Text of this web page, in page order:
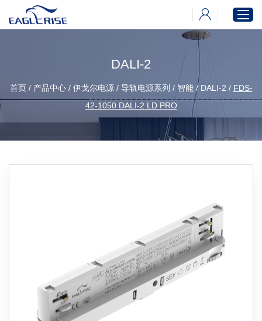
产品中心
新闻中心
DALI-2
首页 / 产品中心 / 伊戈尔电源 / 导轨电源系列 / 智能 / DALI-2 / FDS-
42-1050 DALI-2 LD PRO